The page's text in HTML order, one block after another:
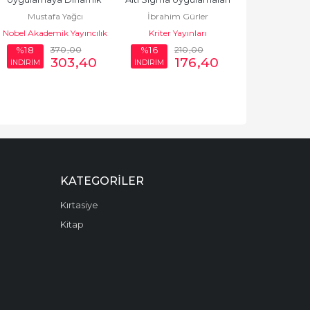
Web Siteleri için PH
Mustafa Yağcı
Nobel Akademik Yayıncılık
%18
İNDİRİM
370,00
303,40
İbrahim Gürler
Kriter Yayınları
%16
İNDİRİM
210,00
176,40
KATEGORILER
Kırtasiye
Kitap